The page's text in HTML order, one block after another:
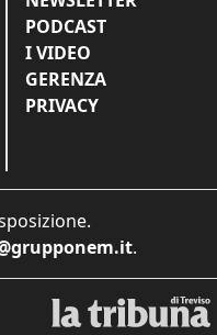
PODCAST
I VIDEO
GERENZA
PRIVACY
.